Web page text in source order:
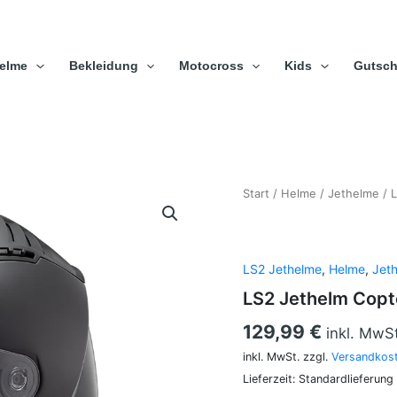
Bekleidung Motocross Kids
Start / Helme / Jethelme /
LS2 Jethelme, Helme,
LS2 Jethelm
129,99 € inkl.
inkl. MwSt. zzgl.
Lieferzeit: Standardlieferung
LS2
OF600
Schwarz